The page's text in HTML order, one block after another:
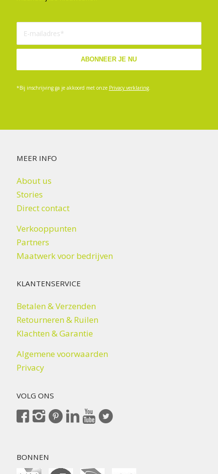
*Bij inschrijving ga je akkoord met onze Privacy verklaring.
MEER INFO
About us
Stories
Direct contact
Verkooppunten
Partners
Maatwerk voor bedrijven
KLANTENSERVICE
Betalen & Verzenden
Retourneren & Ruilen
Klachten & Garantie
Algemene voorwaarden
Privacy
VOLG ONS
BONNEN